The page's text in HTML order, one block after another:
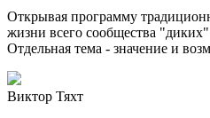
Открывая программу
жизни всего сообщества
Отдельная тема - значение и
Виктор Тяхт